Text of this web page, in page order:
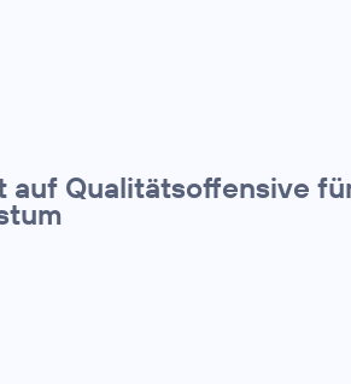
auf Qualitätsoffensive